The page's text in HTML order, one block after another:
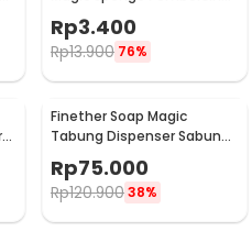
untuk pembelian produk ini:
Tisu Kayu Multifungsi Wooden
Karat Besi - CW62
Rp3.400
Rp13.900 76%
Finether Soap Magic
Tabung Dispenser Sabun
Rp75.000
Rp120.90038%